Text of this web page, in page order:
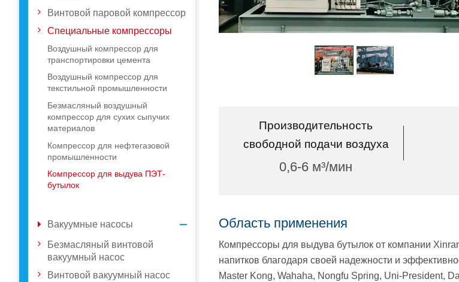
Производительность
свободной подачи воздуха
0,6-6 м³/мин
Область применения
Компрессоры для выдува бутылок от компании
напитков благодаря своей надежности и
Master Kong, Wahaha, Nongfu Spring, Uni-President,
Винтовой паровой компрессор
Специальные компрессоры
Воздушный компрессор для
транспортировки цемента
Воздушный компрессор для
текстильной промышленности
Безмасляный воздушный
компрессор для сухих сыпучих
материалов
Компрессор для нефтегазовой
промышленности
Компрессор для выдува ПЭТ-
бутылок
Вакуумные насосы
Безмасляный винтовой
вакуумный насос
Винтовой вакуумный насос